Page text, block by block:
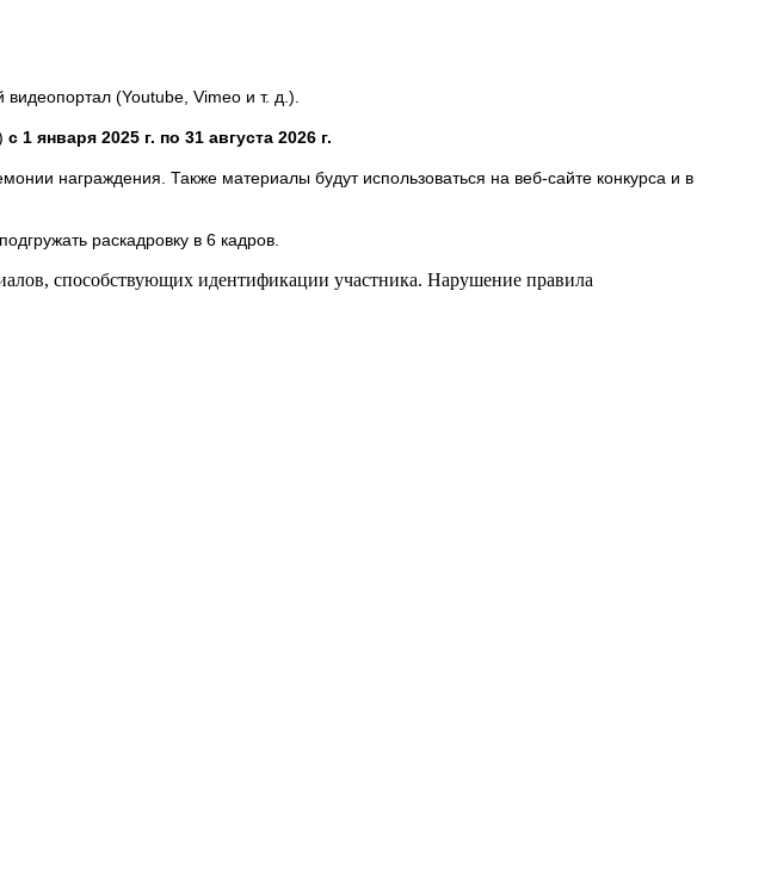
(Youtube, Vimeo и т. д.).
с 1 января 2025 г. по 31 августа 2026 г.
награждения. Также материалы будут использоваться на веб-сайте конкурса и в
раскадровку в 6 кадров.
способствующих идентификации участника. Нарушение правила